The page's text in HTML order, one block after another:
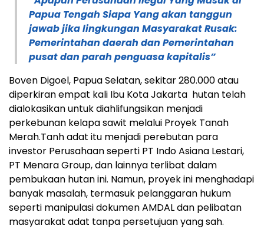
Papua Tengah Siapa Yang akan tanggun
jawab jika lingkungan Masyarakat Rusak:
Pemerintahan daerah dan Pemerintahan
pusat dan parah penguasa kapitalis”
Boven Digoel, Papua Selatan, sekitar 280.000 atau
diperkiran empat kali Ibu Kota Jakarta hutan telah
dialokasikan untuk diahlifungsikan menjadi
perkebunan kelapa sawit melalui Proyek Tanah
Merah.Tanh adat itu menjadi perebutan para
investor Perusahaan seperti PT Indo Asiana Lestari,
PT Menara Group, dan lainnya terlibat dalam
pembukaan hutan ini. Namun, proyek ini menghadapi
banyak masalah, termasuk pelanggaran hukum
seperti manipulasi dokumen AMDAL dan pelibatan
masyarakat adat tanpa persetujuan yang sah.